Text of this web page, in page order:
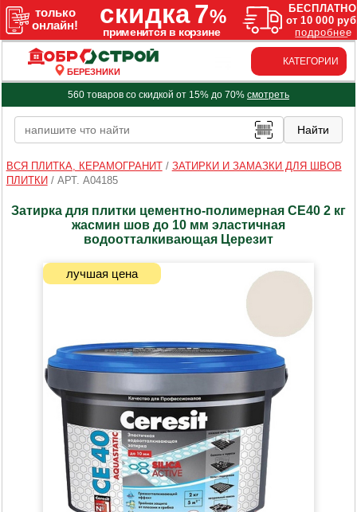
БЕРЕЗНИКИ
КАТЕГОРИИ
560 товаров со скидкой от 15% до 70% смотреть
ВСЯ ПЛИТКА, КЕРАМОГРАНИТ/ ЗАТИРКИ И ЗАМАЗКИ ДЛЯ ШВОВ
ПЛИТКИ / АРТ. A04185
Затирка для плитки цементно-полимерная CE40 2 кг
жасмин шов до 10 мм эластичная
водоотталкивающая Церезит